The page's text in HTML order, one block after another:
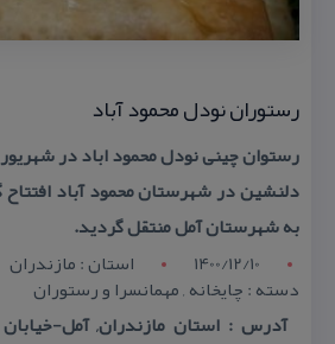
رستوران نودل محمود آباد
به شهرستان آمل منتقل گردید.
1400/12/10
استان : مازندران
دسته : چایخانه , مهمانسرا و رستوران
آدرس : استان مازندران, آمل-